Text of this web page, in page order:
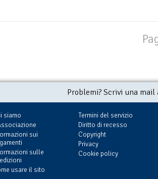
Problemi? Scrivi una
siamo
sui
sulle
usare il sito
Termini del servizio
Diritto di recesso
Copyright
Privacy
Cookie policy